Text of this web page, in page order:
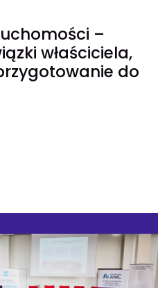
–
właściciela,
do